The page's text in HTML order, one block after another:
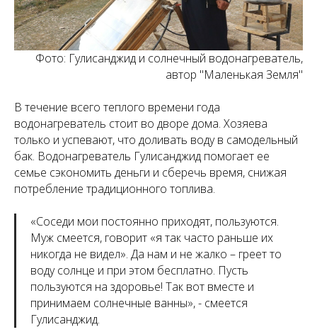
Фото: Гулисанджид и солнечный водонагреватель,
автор "Маленькая Земля"
В течение всего теплого времени года
водонагреватель стоит во дворе дома. Хозяева
только и успевают, что доливать воду в самодельный
бак. Водонагреватель Гулисанджид помогает ее
семье сэкономить деньги и сберечь время, снижая
потребление традиционного топлива.
«Соседи мои постоянно приходят, пользуются.
Муж смеется, говорит «я так часто раньше их
никогда не видел». Да нам и не жалко – греет то
воду солнце и при этом бесплатно. Пусть
пользуются на здоровье! Так вот вместе и
принимаем солнечные ванны», - смеется
Гулисанджид.